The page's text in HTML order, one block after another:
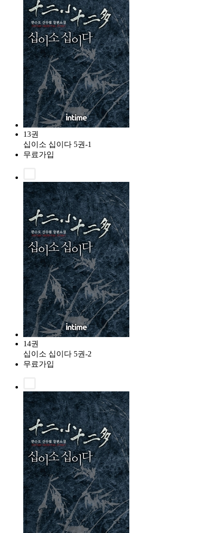
13권
십이소 십이다 5권-1
무료가입
14권
십이소 십이다 5권-2
무료가입